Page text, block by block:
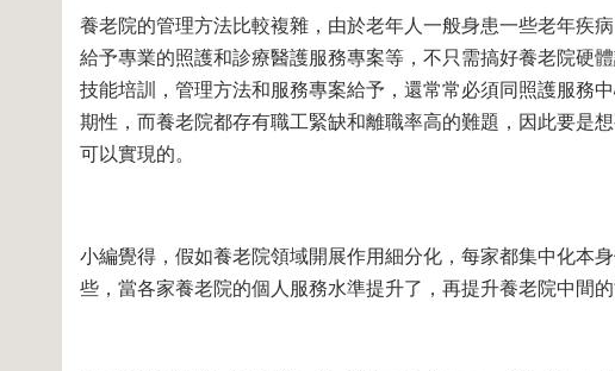
養老院的管理方法比較複雜，由於老年人一般身患一些老年疾
給予專業的照護和診療醫護服務專案等，不只需搞好養老院硬
技能培訓，管理方法和服務專案給予，還常常必須同照護服務
期性，而養老院都存有職工緊缺和離職率高的難題，因此要是
可以實現的。
小編覺得，假如養老院領域開展作用細分化，每家都集中化本
些，當各家養老院的個人服務水準提升了，再提升養老院中間